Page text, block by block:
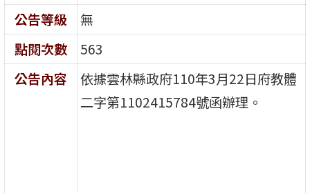
公告等級
無
點閱次數
563
公告內容
依據雲林縣政府110年3月22日府教體
二字第1102415784號函辦理。